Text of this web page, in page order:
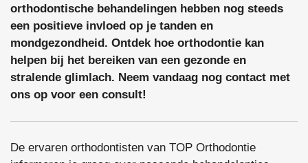
orthodontische behandelingen hebben nog steeds
een positieve invloed op je tanden en
mondgezondheid. Ontdek hoe orthodontie kan
helpen bij het bereiken van een gezonde en
stralende glimlach. Neem vandaag nog contact met
ons op voor een consult!
De ervaren orthodontisten van TOP Orthodontie